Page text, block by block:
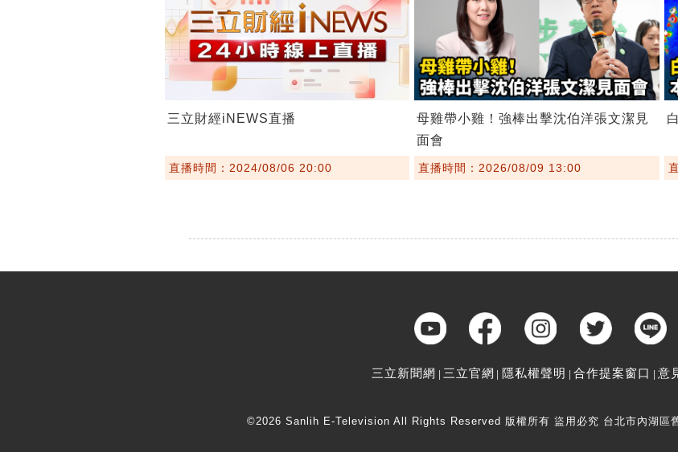
三立財經iNEWS直播
直播時間：2024/08/06 20:00
母雞帶小雞！強棒出擊沈伯洋張文潔見
面會
直播時間：2026/08/09 13:00
三立新聞網 三立官網 隱私權聲明 合作提案窗口 意
©2026 Sanlih E-Television All Rights Reserved 版權所有 盜用必究 台北市內湖區